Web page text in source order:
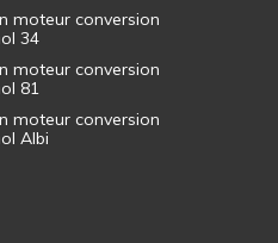
moteur conversion
34
moteur conversion
81
moteur conversion
Albi